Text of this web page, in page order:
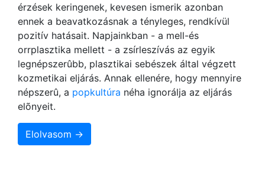
érzések keringenek, kevesen ismerik azonban
ennek a beavatkozásnak a tényleges, rendkívül
pozitív hatásait. Napjainkban - a mell-és
orrplasztika mellett - a zsírleszívás az egyik
legnépszerûbb, plasztikai sebészek által végzett
kozmetikai eljárás. Annak ellenére, hogy mennyire
népszerû, a popkultúra néha ignorálja az eljárás
elõnyeit.
Elolvasom →